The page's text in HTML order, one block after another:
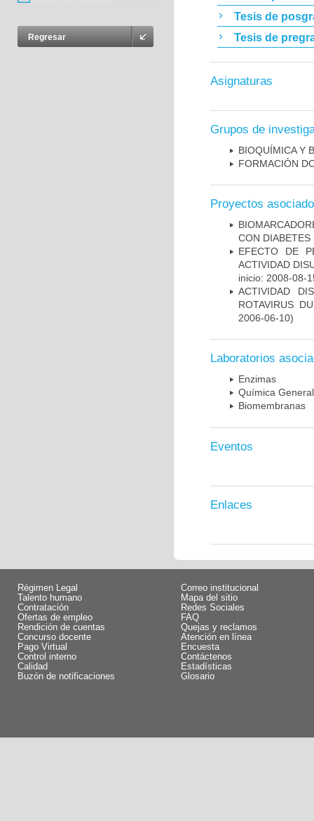
Regresar
Tesis de
Tesis de
Asignaturas
Grupos de
BIOQUÍMICA Y
FORMACIÓN
Proyectos
CON
EFECTO DE
ACTIVIDAD
inicio: 2008-08-
ACTIVIDAD
ROTAVIRUS
2006-06-10)
Laboratorios
Enzimas
Química
Biomembranas
Eventos
Enlaces
Régimen Legal
Talento humano
Contratación
Ofertas de empleo
Rendición de cuentas
Concurso docente
Pago Virtual
Control interno
Calidad
Buzón de notificaciones
Correo institucional
Mapa del sitio
Redes Sociales
FAQ
Quejas y reclamos
Atención en línea
Encuesta
Contáctenos
Estadísticas
Glosario